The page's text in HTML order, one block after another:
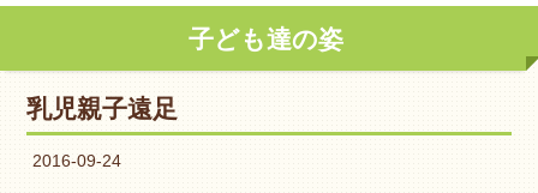
子ども達の姿
乳児親子遠足
2016-09-24